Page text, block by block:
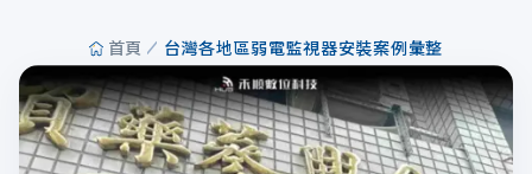
首頁 台灣各地區弱電監視器安裝案例彙整